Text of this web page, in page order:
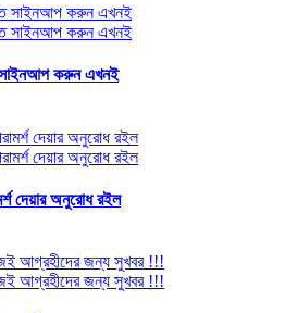
করুন এখনই
দেয়ার অনুরোধ রইল